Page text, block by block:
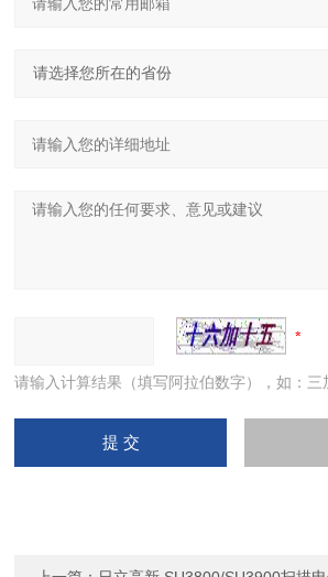
请输入计算结果（填写阿拉伯数字），如：三